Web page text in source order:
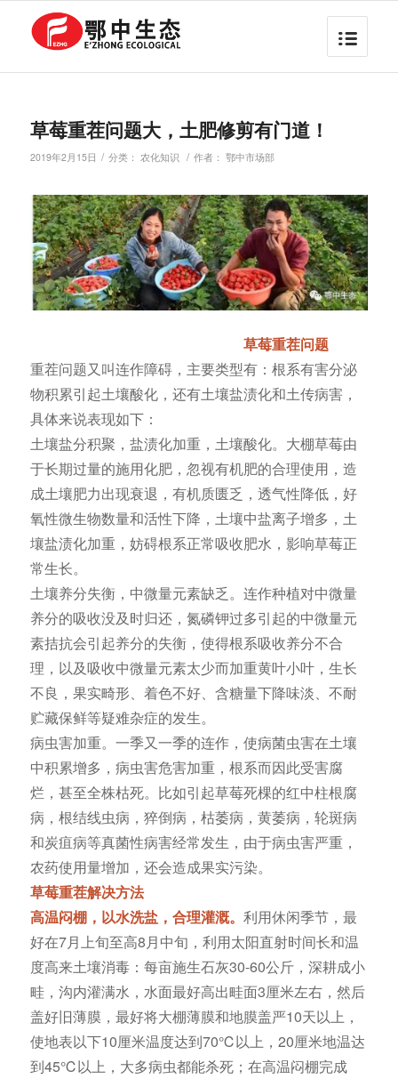
草莓重茬问题大，土肥修剪有门道！
2019年2月15日 / 分类： 农化知识 / 作者： 鄂中市场部
草莓重茬问题
重茬问题又叫连作障碍，主要类型有：根系有害分泌
物积累引起土壤酸化，还有土壤盐渍化和土传病害，
具体来说表现如下：
土壤盐分积聚，盐渍化加重，土壤酸化。大棚草莓由
于长期过量的施用化肥，忽视有机肥的合理使用，造
成土壤肥力出现衰退，有机质匮乏，透气性降低，好
氧性微生物数量和活性下降，土壤中盐离子增多，土
壤盐渍化加重，妨碍根系正常吸收肥水，影响草莓正
常生长。
土壤养分失衡，中微量元素缺乏。连作种植对中微量
养分的吸收没及时归还，氮磷钾过多引起的中微量元
素拮抗会引起养分的失衡，使得根系吸收养分不合
理，以及吸收中微量元素太少而加重黄叶小叶，生长
不良，果实畸形、着色不好、含糖量下降味淡、不耐
贮藏保鲜等疑难杂症的发生。
病虫害加重。一季又一季的连作，使病菌虫害在土壤
中积累增多，病虫害危害加重，根系而因此受害腐
烂，甚至全株枯死。比如引起草莓死棵的红中柱根腐
病，根结线虫病，猝倒病，枯萎病，黄萎病，轮斑病
和炭疽病等真菌性病害经常发生，由于病虫害严重，
农药使用量增加，还会造成果实污染。
草莓重茬解决方法
高温闷棚，以水洗盐，合理灌溉。 利用休闲季节，最
好在7月上旬至高8月中旬，利用太阳直射时间长和温
度高来土壤消毒：每亩施生石灰30-60公斤，深耕成小
畦，沟内灌满水，水面最好高出畦面3厘米左右，然后
盖好旧薄膜，最好将大棚薄膜和地膜盖严10天以上，
使地表以下10厘米温度达到70℃以上，20厘米地温达
到45℃以上，大多病虫都能杀死；在高温闷棚完成